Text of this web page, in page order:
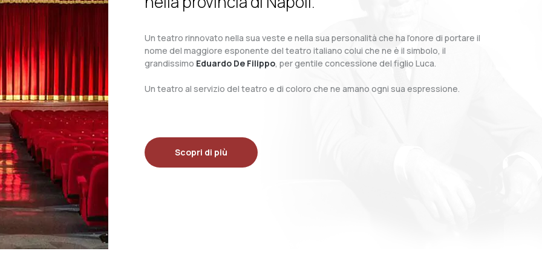
Un teatro rinnovato nella sua veste e nella sua personalità che ha l’onore di portare il
nome del maggiore esponente del teatro italiano colui che ne è il simbolo, il
grandissimo Eduardo De Filippo, per gentile concessione del figlio Luca.
Un teatro al servizio del teatro e di coloro che ne amano ogni sua espressione.
Scopri di più